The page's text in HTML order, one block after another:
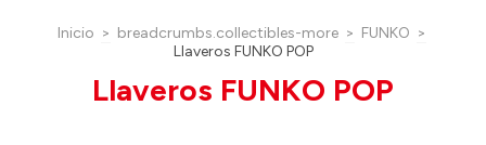
Inicio > breadcrumbs.collectibles-more > FUNKO >
Llaveros FUNKO POP
Llaveros FUNKO POP